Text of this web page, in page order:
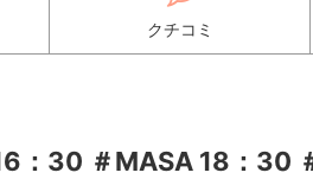
クチコミ
：30 ＃MASA 18：30